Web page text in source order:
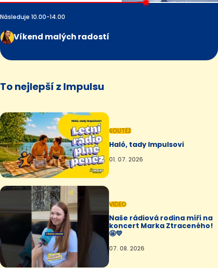
Následuje 10.00-14.00
Víkend malých radostí
To nejlepší z Impulsu
SOUTĚŽ
Haló, tady Impulsovi
01. 07. 2026
VIDEO
Naše rádiová rodina míří na
koncert Marka Ztraceného!
🤩💛
07. 08. 2026